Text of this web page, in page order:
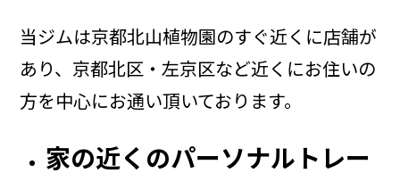
当ジムは京都北山植物園のすぐ近くに店舗が
あり、京都北区・左京区など近くにお住いの
方を中心にお通い頂いております。
家の近くのパーソナルトレー